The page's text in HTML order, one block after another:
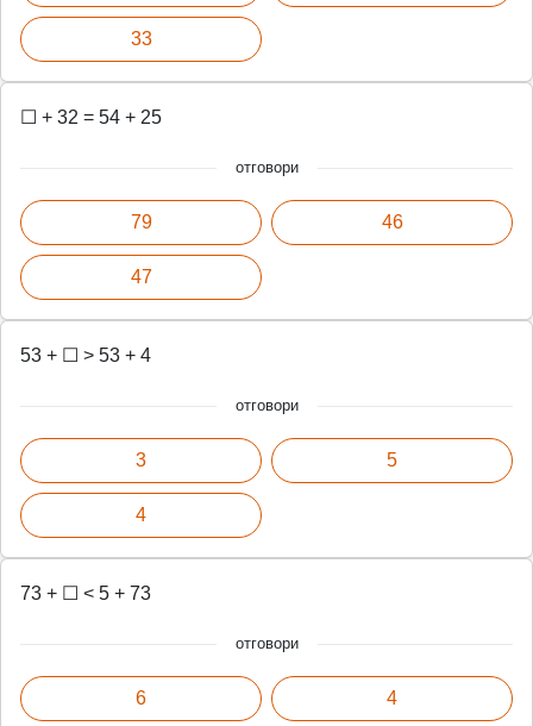
33
☐ + 32 = 54 + 25
отговори
79
47
46
53 + ☐ > 53 + 4
отговори
3
4
5
73 + ☐ < 5 + 73
отговори
6 4